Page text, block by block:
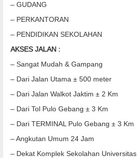
– GUDANG
– PERKANTORAN
– PENDIDIKAN SEKOLAHAN
AKSES JALAN :
– Sangat Mudah & Gampang
– Dari Jalan Utama ± 500 meter
– Dari Jalan Walkot Jaktim ± 2 Km
– Dari Tol Pulo Gebang ± 3 Km
– Dari TERMINAL Pulo Gebang ± 3 Km
– Angkutan Umum 24 Jam
– Dekat Komplek Sekolahan Universitas